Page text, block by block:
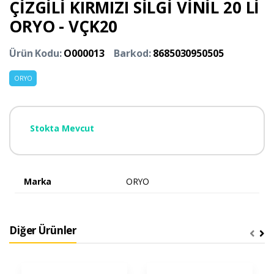
ÇİZGİLİ KIRMIZI SİLGİ VİNİL 20 Lİ
ORYO - VÇK20
Ürün Kodu:O000013 Barkod:8685030950505
ORYO
Stokta Mevcut
Marka ORYO
Diğer Ürünler